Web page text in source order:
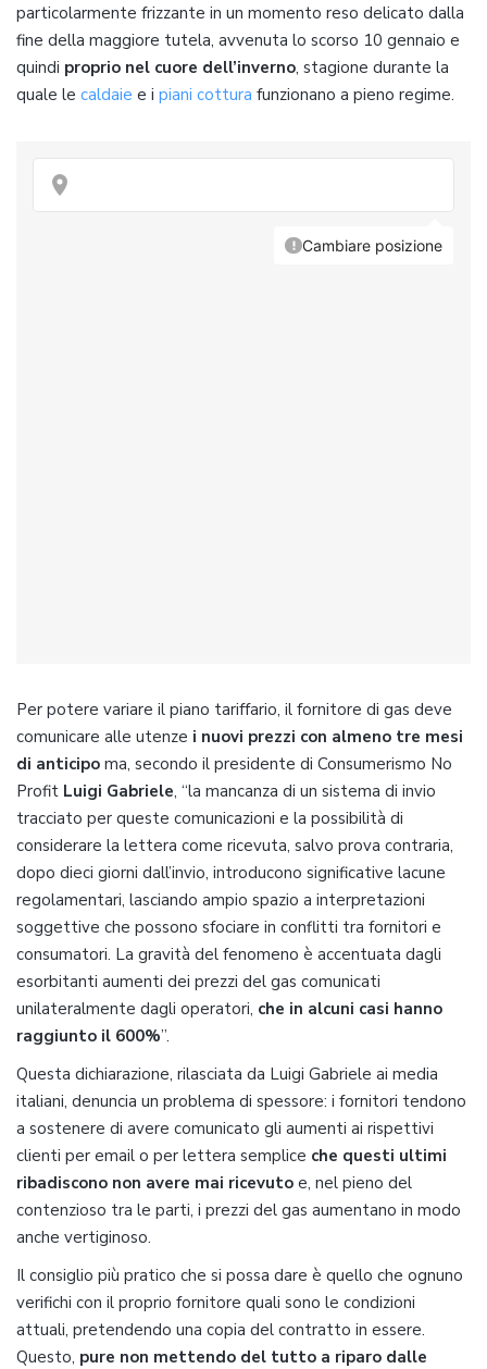
particolarmente frizzante in un momento reso delicato dalla
fine della maggiore tutela, avvenuta lo scorso 10 gennaio e
quindi proprio nel cuore dell’inverno, stagione durante la
quale le caldaie e i piani cottura funzionano a pieno regime.
Per potere variare il piano tariffario, il fornitore di gas deve
comunicare alle utenze i nuovi prezzi con almeno tre mesi
di anticipo ma, secondo il presidente di Consumerismo No
Profit Luigi Gabriele, “la mancanza di un sistema di invio
tracciato per queste comunicazioni e la possibilità di
considerare la lettera come ricevuta, salvo prova contraria,
dopo dieci giorni dall’invio, introducono significative lacune
regolamentari, lasciando ampio spazio a interpretazioni
soggettive che possono sfociare in conflitti tra fornitori e
consumatori. La gravità del fenomeno è accentuata dagli
esorbitanti aumenti dei prezzi del gas comunicati
unilateralmente dagli operatori, che in alcuni casi hanno
raggiunto il 600%”.
Questa dichiarazione, rilasciata da Luigi Gabriele ai media
italiani, denuncia un problema di spessore: i fornitori tendono
a sostenere di avere comunicato gli aumenti ai rispettivi
clienti per email o per lettera semplice che questi ultimi
ribadiscono non avere mai ricevuto e, nel pieno del
contenzioso tra le parti, i prezzi del gas aumentano in modo
anche vertiginoso.
Il consiglio più pratico che si possa dare è quello che ognuno
verifichi con il proprio fornitore quali sono le condizioni
attuali, pretendendo una copia del contratto in essere.
Questo, pure non mettendo del tutto a riparo dalle